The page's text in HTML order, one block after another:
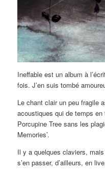
Ineffable est un album à
fois. J’en suis tombé
Le chant clair un peu fragile
acoustiques qui de temps
Porcupine Tree sans les
Memories’.
Il y a quelques claviers,
s’en passer, d’ailleurs, en